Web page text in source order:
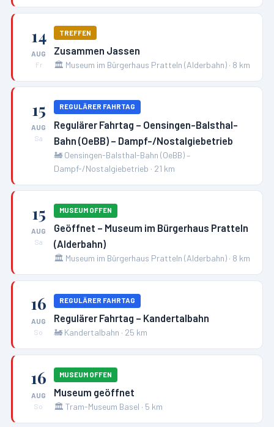
14
AUG
Fr
TREFFEN
Zusammen Jassen
🏛️ Museum im Bürgerhaus Pratteln (Alderbahn) · 8 km
15
AUG
Sa
REGULÄRER FAHRTAG
Regulärer Fahrtag – Oensingen-Balsthal-
Bahn (OeBB) – Dampf-/Nostalgiebetrieb
🚂 Oensingen-Balsthal-Bahn (OeBB) –
Dampf-/Nostalgiebetrieb · 21 km
15
AUG
Sa
MUSEUM OFFEN
Geöffnet – Museum im Bürgerhaus Pratteln
(Alderbahn)
🏛️ Museum im Bürgerhaus Pratteln (Alderbahn) · 8 km
16
AUG
So
REGULÄRER FAHRTAG
Regulärer Fahrtag – Kandertalbahn
🚂 Kandertalbahn · 25 km
16
AUG
So
MUSEUM OFFEN
Museum geöffnet
🏛️ Tram-Museum Basel · 5 km